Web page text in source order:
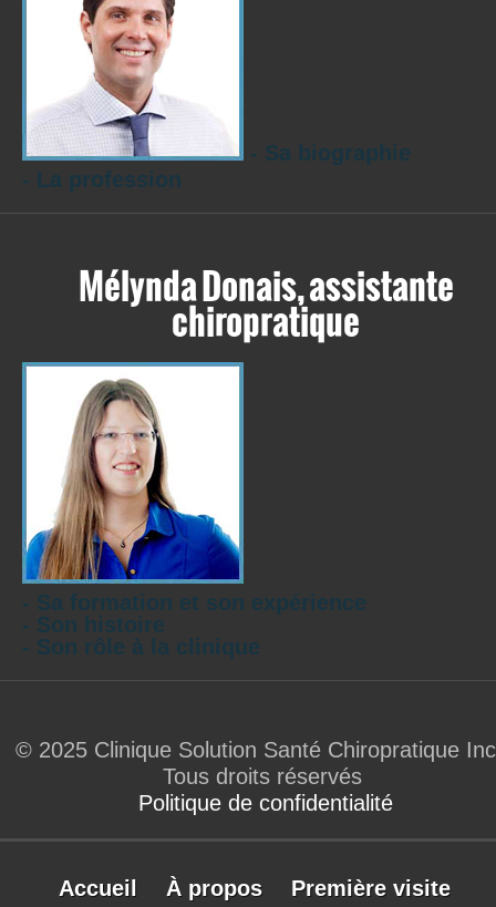
- Sa biographie
- La profession
Mélynda Donais, assistante
chiropratique
- Sa formation et son expérience
- Son histoire
- Son rôle à la clinique
© 2025 Clinique Solution Santé Chiropratique
Tous droits réservés
Politique de confidentialité
Accueil À propos Première visite